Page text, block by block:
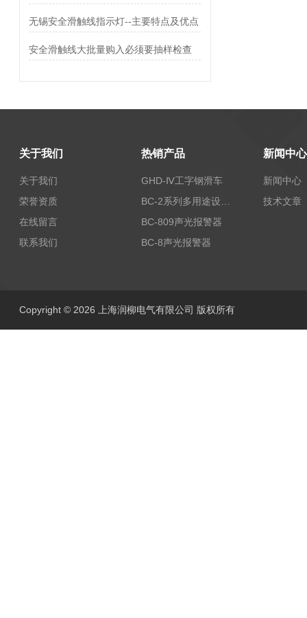
无锡安全滑触线指示灯--主要特点及优点
安全滑触线大批量购入必须要抽样检查
关于我们
关于我们
荣誉资质
在线留言
联系我们
热销产品
GHD-Ⅳ工字钢滑车
BC-809声光报警器
BC-8声光报警器
新闻中心
新闻中心
技术文章
Copyright © 2026 上海润柳电气有限公司 版权所有